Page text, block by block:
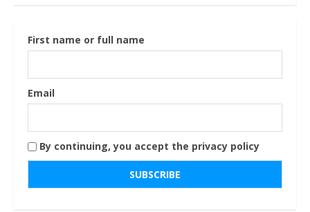
First name or full name
Email
By continuing, you accept the privacy policy